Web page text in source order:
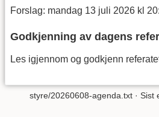
Forslag: mandag 13 juli 2026 kl
Godkjenning av dagens
Les igjennom og godkjenn
styre/20260608-agenda.txt · Sist